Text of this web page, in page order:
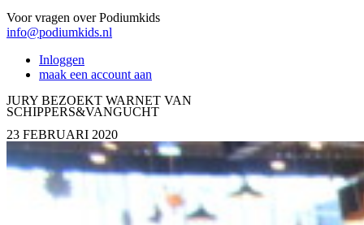
Voor vragen over Podiumkids
info@podiumkids.nl
Inloggen
maak een account aan
JURY BEZOEKT WARNET VAN
SCHIPPERS&VANGUCHT
23 FEBRUARI 2020